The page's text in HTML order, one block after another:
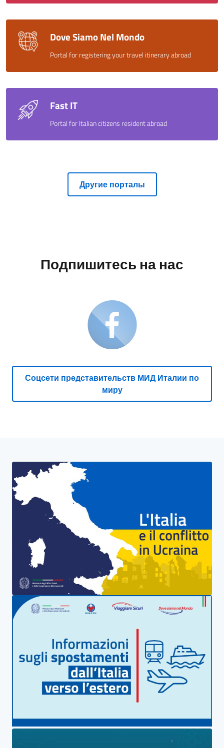
Dove Siamo Nel Mondo
Portal for registering your travel itinerary abroad
Fast IT
Portal for Italian citizens resident abroad
Другие порталы
Подпишитесь на нас
Соцсети представительств МИД Италии по
миру
Баннерный блок